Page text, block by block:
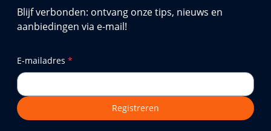
Blijf verbonden: ontvang onze tips, nieuws en
aanbiedingen via e-mail!
E-mailadres *
Registreren